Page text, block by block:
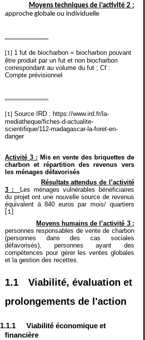
Moyens techniques de l’activité 2 :
approche globale ou individuelle
[1] 1 fut de biocharbon = biocharbon pouvant
être produit par un fut et non biocharbon
correspondant au volume du fut ; Cf :
Compte prévisionnel
[1] Source IRD : https://www.ird.fr/la-
mediatheque/fiches-d-actualite-
scientifique/112-madagascar-la-foret-en-
danger
Activité 3 : Mis en vente des briquettes de
charbon et répartition des revenus vers
les ménages défavorisés
Résultats attendus de l’activité
3 :
Les ménages vulnérables bénéficiaires
du projet ont une nouvelle source de revenus
équivalent à 840 euros par mois/ quartiers
[1]
Moyens humains de l’activité 3 :
personnes responsables de vente de charbon
(personnes dans des cas sociales
défavorisés), personnes ayant des
compétences pour gérer les ventes globales
et la gestion des recettes.
1.1
Viabilité, évaluation et
prolongements de l'action
1.1.1
Viabilité économique et
financière